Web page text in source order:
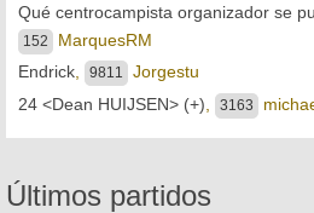
Qué centrocampista organizador se
152
MarquesRM
Endrick
9811
Jorgestu
24 <Dean HUIJSEN> (+)
3163
Últimos partidos